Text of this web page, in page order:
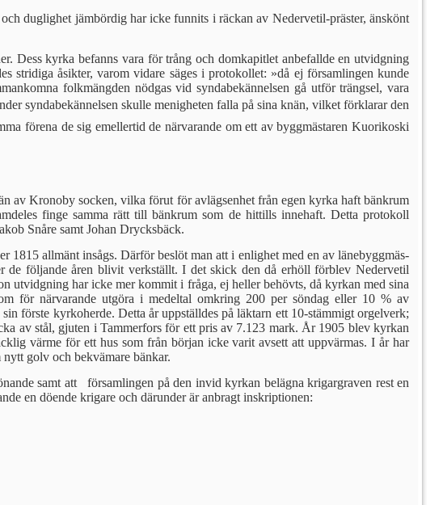
duglighet jämbördig har icke funnits i räckan av Nedervetil-präster, änskönt
Dess kyr­ka befanns vara för trång och dom­kapitlet anbefallde en utvidgning
stridiga åsikter, varom vidare säges i protokollet: »då ej församlingen kunde
folkmängden nödgas vid syndabekännelsen gå utför träng­sel, vara
syndabekännelsen skulle menigheten falla på sina knän, vilket för­klarar den
förena de sig emellertid de närvaran­de om ett av byggmästaren Kuorikoski
av Kronoby socken, vilka förut för avlägsenhet från egen kyrka haft bänkrum
finge sam­ma rätt till bänkrum som de hittills innehaft. Detta protokoll
Snåre samt Johan Drycks­bäck.
all­mänt insågs. Därför beslöt man att i enlighet med en av länebyggmäs­
följande åren blivit verkställt. I det skick den då erhöll förblev Nedervetil
utvidgning har icke mer kommit i fråga, ej heller behövts, då kyrkan med sina
för närvarande utgöra i medeltal omkring 200 per söndag eller 10 % av
förste kyr­koherde. Detta år uppställdes på läk­tarn ett 10-stämmigt orgelverk;
av stål, gjuten i Tammerfors för ett pris av 7.123 mark. År 1905 blev kyrkan
värme för ett hus som från början icke varit avsett att uppvär­mas.I år har
golv och bekvämare bänkar.
samt att församlingen på den invid kyrkan belägna krigargraven rest en
en döende krigare och därunder är anbragt in­skriptionen: